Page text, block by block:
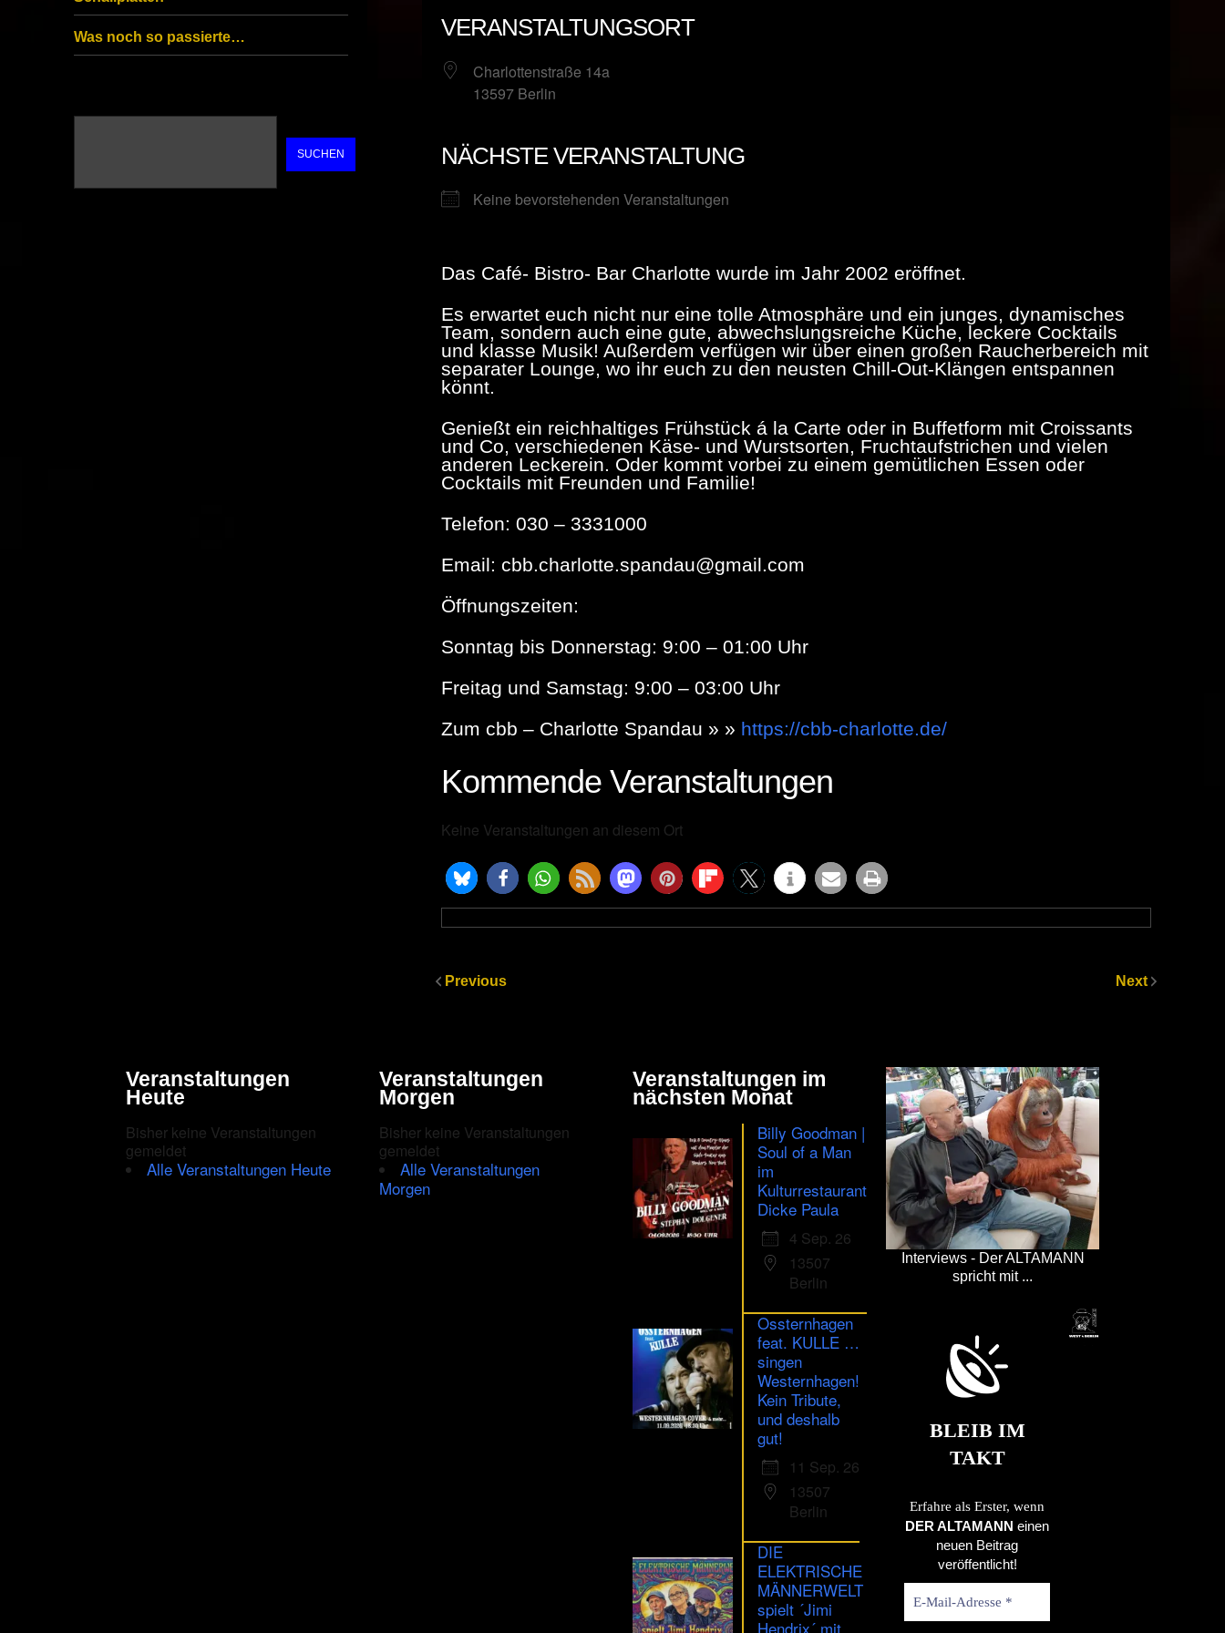
VERANSTALTUNGSORT
Charlottenstraße 14a
13597 Berlin
NÄCHSTE VERANSTALTUNG
Keine bevorstehenden Veranstaltungen
Das Café- Bistro- Bar Charlotte wurde im Jahr 2002 eröffnet.
Es erwartet euch nicht nur eine tolle Atmosphäre und ein junges, dynamisches
Team, sondern auch eine gute, abwechslungsreiche Küche, leckere Cocktails
und klasse Musik! Außerdem verfügen wir über einen großen Raucherbereich mit
separater Lounge, wo ihr euch zu den neusten Chill-Out-Klängen entspannen
könnt.
Genießt ein reichhaltiges Frühstück á la Carte oder in Buffetform mit Croissants
und Co, verschiedenen Käse- und Wurstsorten, Fruchtaufstrichen und vielen
anderen Leckerein. Oder kommt vorbei zu einem gemütlichen Essen oder
Cocktails mit Freunden und Familie!
Telefon: 030 – 3331000
Email: cbb.charlotte.spandau@gmail.com
Öffnungszeiten:
Sonntag bis Donnerstag: 9:00 – 01:00 Uhr
Freitag und Samstag: 9:00 – 03:00 Uhr
Zum cbb – Charlotte Spandau » » https://cbb-charlotte.de/
Kommende Veranstaltungen
Keine Veranstaltungen an diesem Ort
Previous Next
Was noch so passierte…
SUCHEN
Veranstaltungen
Heute
Bisher keine Veranstaltungen
gemeldet
Alle Veranstaltungen Heute
Veranstaltungen
Morgen
Bisher keine Veranstaltungen
gemeldet
Alle Veranstaltungen
Morgen
Veranstaltungen im
nächsten Monat
Billy Goodman |
Soul of a Man
im
Kulturrestaurant
Dicke Paula
4 Sep. 26
13507
Berlin
Ossternhagen
feat. KULLE …
singen
Westernhagen!
Kein Tribute,
und deshalb
gut!
11 Sep. 26
13507
Berlin
DIE
ELEKTRISCHE
MÄNNERWELT
spielt ´Jimi
Hendrix´ mit
Interviews - Der ALTAMANN
spricht mit ...
BLEIB IM
TAKT
Erfahre als Erster, wenn
DER ALTAMANN einen
neuen Beitrag
veröffentlicht!